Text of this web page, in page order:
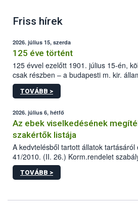
Friss hírek
2026. július 15, szerda
125 éve történt
125 évvel ezelőtt 1901. július 15-én,
csak részben – a budapesti m. kir.
állomás a Kis Rókus utca 15. szám
tervezett új épületébe.
TOVÁBB >
2026. július 6, hétfő
Az ebek viselkedésének
szakértők listája
A kedvtelésből tartott állatok
41/2010. (II. 26.) Korm.rendelet
sérülés, illetve ennek veszélye
hatósági feladatokat, valamint a
TOVÁBB >